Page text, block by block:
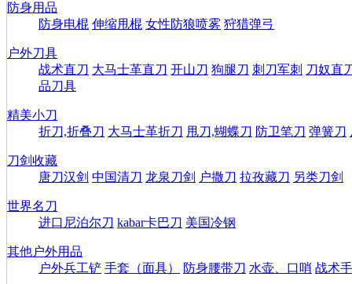
防身用品
防身电棍 伸缩甩棍 女性防狼喷雾 狩猎弹弓
户外刀具
战术直刀 大马士革直刀 开山刀 狗腿刀 刺刀军刺 刀奴直
品刀具
精美小刀
折刀,折叠刀 大马士革折刀 甩刀,蝴蝶刀 防卫笔刀 弹簧刀
刀剑收藏
唐刀汉剑 中国清刀 龙泉刀剑 户撒刀 拉孜藏刀 另类刀剑
世界名刀
进口尼泊尔刀 kabar卡巴刀 美国冷钢
其他户外用品
户外兵工铲 手套（面具） 防身腰带刀 水壶、口哨 战术